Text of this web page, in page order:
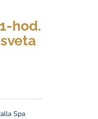
hod.
Spa